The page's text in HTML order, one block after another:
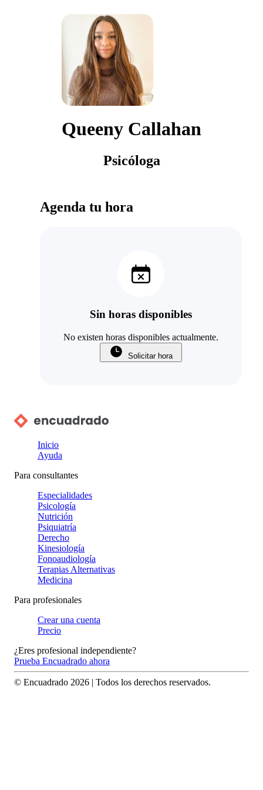
Queeny Callahan
Psicóloga
Agenda tu hora
Sin horas disponibles
No existen horas disponibles actualmente.
Solicitar hora
Inicio
Ayuda
Para consultantes
Especialidades
Psicología
Nutrición
Psiquiatría
Derecho
Kinesiología
Fonoaudiología
Terapias Alternativas
Medicina
Para profesionales
Crear una cuenta
Precio
¿Eres profesional independiente?
Prueba Encuadrado ahora
© Encuadrado 2026 | Todos los derechos reservados.